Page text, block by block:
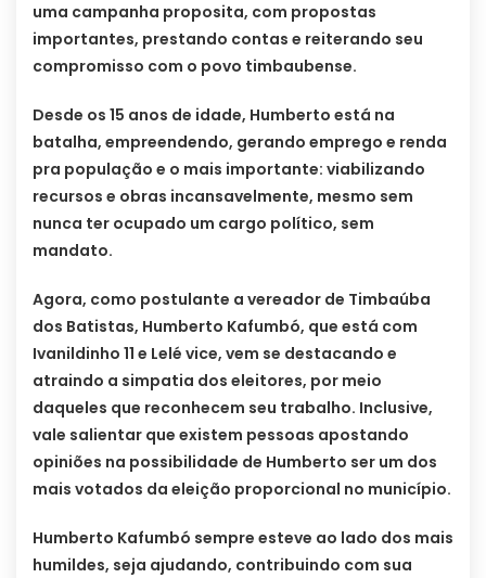
uma campanha proposita, com propostas
importantes, prestando contas e reiterando seu
compromisso com o povo timbaubense.
Desde os 15 anos de idade, Humberto está na
batalha, empreendendo, gerando emprego e renda
pra população e o mais importante: viabilizando
recursos e obras incansavelmente, mesmo sem
nunca ter ocupado um cargo político, sem
mandato.
Agora, como postulante a vereador de Timbaúba
dos Batistas, Humberto Kafumbó, que está com
Ivanildinho 11 e Lelé vice, vem se destacando e
atraindo a simpatia dos eleitores, por meio
daqueles que reconhecem seu trabalho. Inclusive,
vale salientar que existem pessoas apostando
opiniões na possibilidade de Humberto ser um dos
mais votados da eleição proporcional no município.
Humberto Kafumbó sempre esteve ao lado dos mais
humildes, seja ajudando, contribuindo com sua